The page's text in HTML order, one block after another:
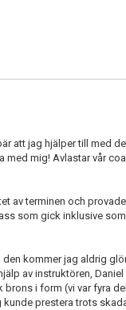
att jag hjälper till med
med mig! Avlastar vår
av terminen och
som gick inklusive
kommer jag aldrig
av instruktören,
i form (vi var fyra
prestera trots